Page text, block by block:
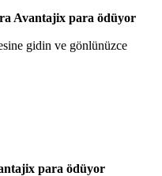
Avantajix para ödüyor
gidin ve gönlünüzce
para ödüyor